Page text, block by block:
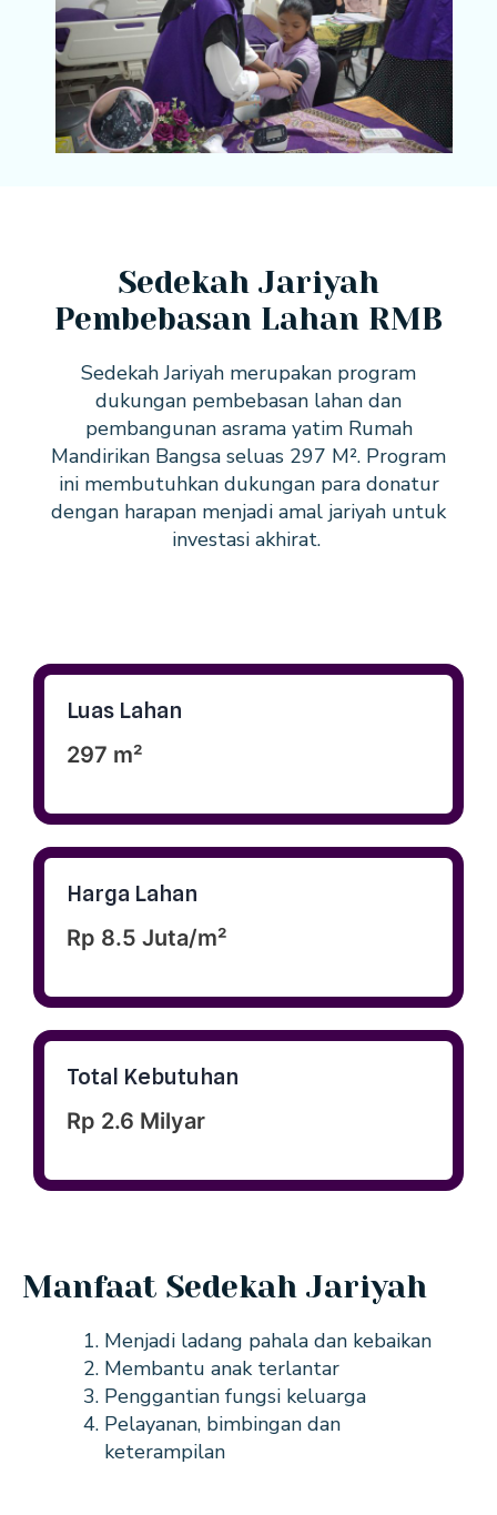
Sedekah Jariyah
Pembebasan Lahan RMB
Sedekah Jariyah merupakan program
dukungan pembebasan lahan dan
pembangunan asrama yatim Rumah
Mandirikan Bangsa seluas 297 M². Program
ini membutuhkan dukungan para donatur
dengan harapan menjadi amal jariyah untuk
investasi akhirat.
Luas Lahan
297 m²
Harga Lahan
Rp 8.5 Juta/m²
Total Kebutuhan
Rp 2.6 Milyar
Manfaat Sedekah Jariyah
Menjadi ladang pahala dan kebaikan
Membantu anak terlantar
Penggantian fungsi keluarga
Pelayanan, bimbingan dan
keterampilan